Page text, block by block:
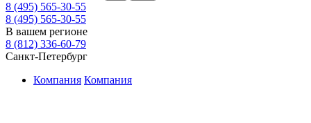
8 (495) 565-30-55
8 (495) 565-30-55
В вашем регионе
8 (812) 336-60-79
Санкт-Петербург
Компания Компания